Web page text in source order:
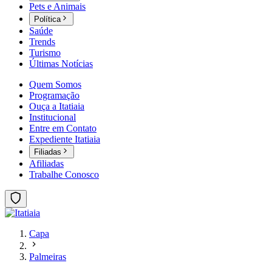
Pets e Animais
Política
Saúde
Trends
Turismo
Últimas Notícias
Quem Somos
Programação
Ouça a Itatiaia
Institucional
Entre em Contato
Expediente Itatiaia
Filiadas
Afiliadas
Trabalhe Conosco
Capa
Palmeiras